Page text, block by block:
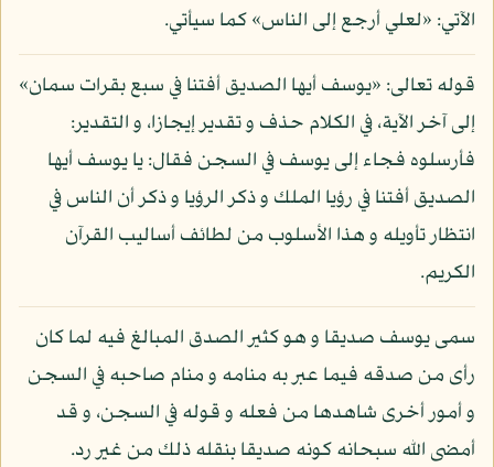
الآتي: «لعلي أرجع إلى الناس» كما سيأتي.
قوله تعالى: «يوسف أيها الصديق أفتنا في سبع بقرات سمان»
إلى آخر الآية، في الكلام حذف و تقدير إيجازا، و التقدير:
فأرسلوه فجاء إلى يوسف في السجن فقال: يا يوسف أيها
الصديق أفتنا في رؤيا الملك و ذكر الرؤيا و ذكر أن الناس في
انتظار تأويله و هذا الأسلوب من لطائف أساليب القرآن
الكريم.
سمى يوسف صديقا و هو كثير الصدق المبالغ فيه لما كان
رأى من صدقه فيما عبر به منامه و منام صاحبه في السجن
و أمور أخرى شاهدها من فعله و قوله في السجن، و قد
أمضى الله سبحانه كونه صديقا بنقله ذلك من غير رد.